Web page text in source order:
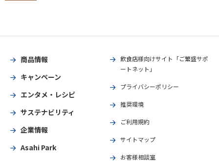
商品情報
キャンペーン
エンタメ・レシピ
サステナビリティ
企業情報
Asahi Park
飲食店様向けサイト「ご繁盛サポ
ートネット」
プライバシーポリシー
推奨環境
ご利用規約
サイトマップ
お客様相談室